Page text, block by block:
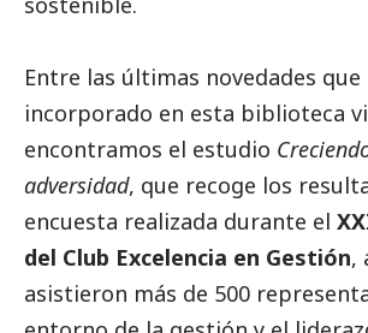
Entre las últimas novedades que
incorporado en esta biblioteca
encontramos el estudio
adversidad, que recoge los
encuesta realizada durante el
del Club Excelencia en Gestión,
asistieron más de 500